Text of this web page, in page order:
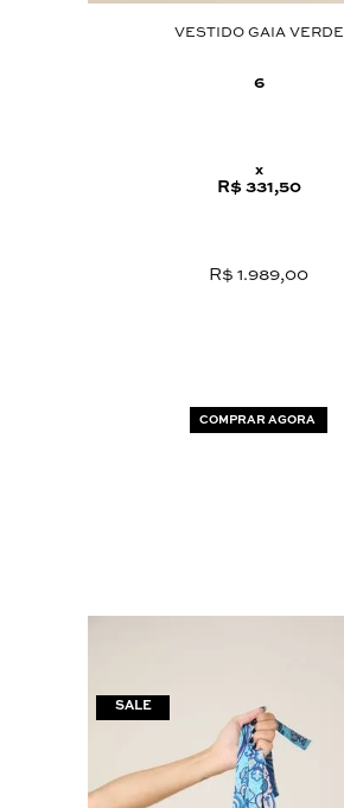
VESTIDO GAIA VERDE
6
x
R$ 331,50
R$ 1.989,00
COMPRAR AGORA